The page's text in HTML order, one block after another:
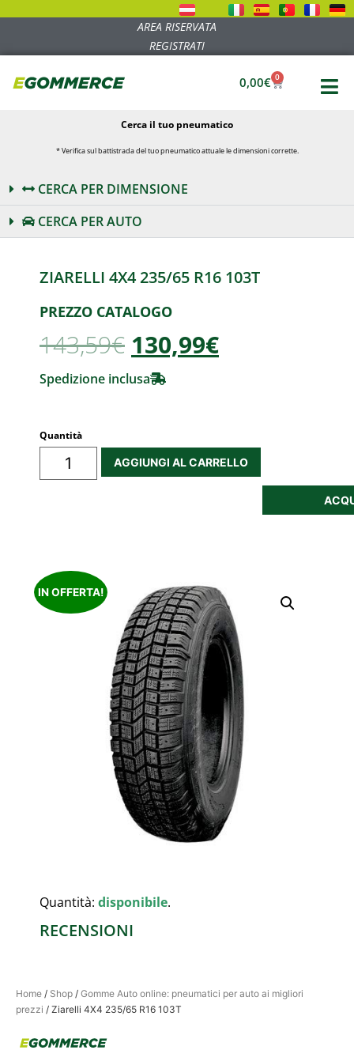
AREA RISERVATA
REGISTRATI
0,00€ 0
Cerca il tuo pneumatico
* Verifica sul battistrada del tuo pneumatico attuale le dimensioni corrette.
CERCA PER DIMENSIONE
CERCA PER AUTO
Home / Shop / Gomme Auto online: pneumatici per auto ai migliori
prezzi / Ziarelli 4X4 235/65 R16 103T
ZIARELLI 4X4 235/65 R16 103T
PREZZO CATALOGO
143,59€ 130,99€
Spedizione inclusa
Quantità
AGGIUNGI AL CARRELLO
IN OFFERTA!
Quantità: disponibile.
RECENSIONI